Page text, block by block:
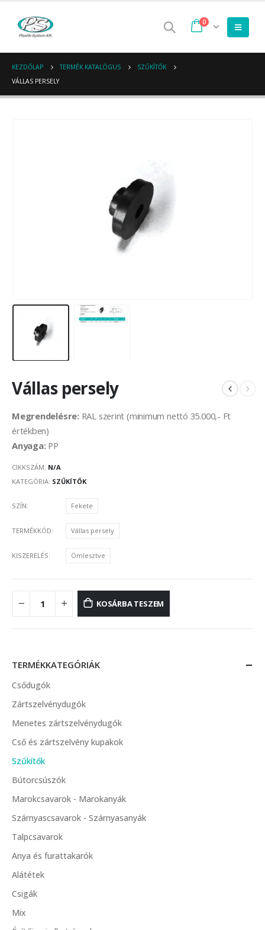
0
KEZDŐLAP TERMÉK KATALÓGUS
SZŰKÍTŐK
VÁLLAS PERSELY
Vállas persely
Megrendelésre: RAL szerint (minimum nettó 35.000,- Ft
értékben)
Anyaga: PP
CIKKSZÁM: N/A
KATEGÓRIA: SZŰKÍTŐK
SZÍN Fekete
TERMÉKKÓD Vállas persely
KISZERELÉS Ömlesztve
KOSÁRBA TESZEM
TERMÉKKATEGÓRIÁK
Csődugók
Zártszelvénydugók
Menetes zártszelvénydugók
Cső és zártszelvény kupakok
Szűkítők
Bútorcsúszók
Marokcsavarok - Marokanyák
Szárnyascsavarok - Szárnyasanyák
Talpcsavarok
Anya és furattakarók
Alátétek
Csigák
Mix